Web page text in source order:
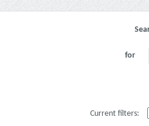
for
Current filters: